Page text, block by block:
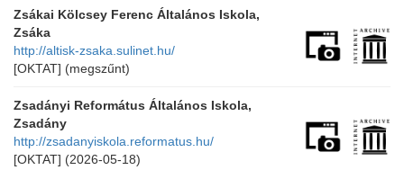
Zsákai Kölcsey Ferenc Általános Iskola,
Zsáka
http://altisk-zsaka.sulinet.hu/
[OKTAT] (megszűnt)
Zsadányi Református Általános Iskola,
Zsadány
http://zsadanyiskola.reformatus.hu/
[OKTAT] (2026-05-18)